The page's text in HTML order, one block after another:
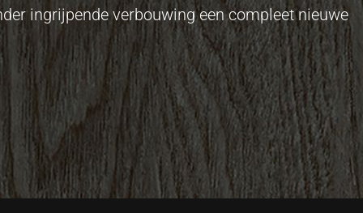
ingrijpende verbouwing een compleet nieuwe